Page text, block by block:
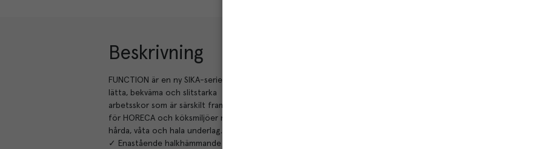
Beskrivning
FUNCTION är en ny SIKA-serie med
lätta, bekväma och slitstarka
arbetsskor som är särskilt framtagna
för HORECA och köksmiljöer med
hårda, våta och hala underlag.
✓ Enastående halkhämmande egenskaper